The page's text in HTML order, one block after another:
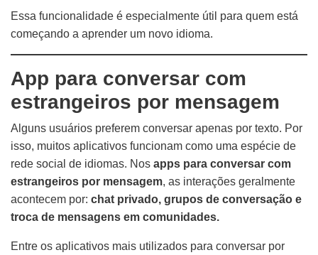
Essa funcionalidade é especialmente útil para quem está
começando a aprender um novo idioma.
App para conversar com
estrangeiros por mensagem
Alguns usuários preferem conversar apenas por texto. Por
isso, muitos aplicativos funcionam como uma espécie de
rede social de idiomas. Nos apps para conversar com
estrangeiros por mensagem, as interações geralmente
acontecem por: chat privado, grupos de conversação e
troca de mensagens em comunidades.
Entre os aplicativos mais utilizados para conversar por